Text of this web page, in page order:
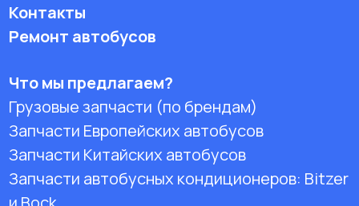
Контакты
Ремонт автобусов
Что мы предлагаем?
Грузовые запчасти (по брендам)
Запчасти Европейских автобусов
Запчасти Китайских автобусов
Запчасти автобусных кондиционеров: Bitzer